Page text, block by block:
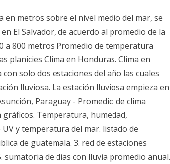
en metros sobre el nivel medio del mar, se
El Salvador, de acuerdo al promedio de la
a 800 metros Promedio de temperatura
planicies Clima en Honduras. Clima en
solo dos estaciones del año las cuales
lluviosa. La estación lluviosa empieza en
Paraguay - Promedio de clima
Temperatura, humedad,
y temperatura del mar. listado de
de guatemala. 3. red de estaciones
sumatoria de dias con lluvia promedio anual.